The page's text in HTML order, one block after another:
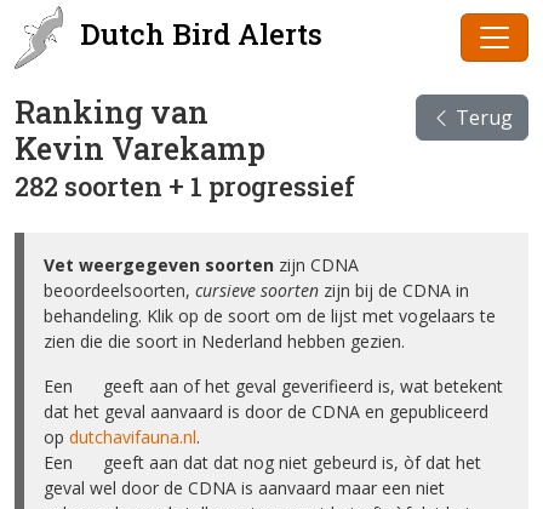
Dutch Bird Alerts
Ranking van
Kevin Varekamp
282 soorten + 1 progressief
Terug
Vet weergegeven soorten zijn CDNA
beoordeelsoorten, cursieve soorten zijn bij de CDNA in
behandeling. Klik op de soort om de lijst met vogelaars te
zien die die soort in Nederland hebben gezien.
Een ✅ geeft aan of het geval geverifieerd is, wat betekent
dat het geval aanvaard is door de CDNA en gepubliceerd
op dutchavifauna.nl.
Een ❌ geeft aan dat dat nog niet gebeurd is, òf dat het
geval wel door de CDNA is aanvaard maar een niet